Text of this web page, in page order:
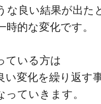
な良い結果が出た
時的な変化です。
ている方は
い変化を繰り返す
っていきます。